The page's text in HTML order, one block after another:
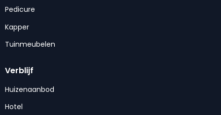
Pedicure
Kapper
Tuinmeubelen
Verblijf
Huizenaanbod
Hotel